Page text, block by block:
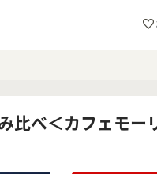
比べ＜カフェモー